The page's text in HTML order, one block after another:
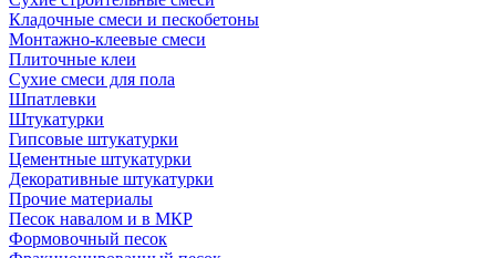
Кладочные смеси и пескобетоны
Монтажно-клеевые смеси
Плиточные клеи
Сухие смеси для пола
Шпатлевки
Штукатурки
Гипсовые штукатурки
Цементные штукатурки
Декоративные штукатурки
Прочие материалы
Песок навалом и в МКР
Формовочный песок